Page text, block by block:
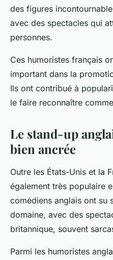
des figures
avec des spectacles qui
personnes.
Ces humoristes français
important dans la
Ils ont contribué à
le faire reconnaître
Le stand-up
bien ancrée
Outre les États-Unis et la
également très populaire
comédiens anglais ont su
domaine, avec des
britannique, souvent
Parmi les humoristes